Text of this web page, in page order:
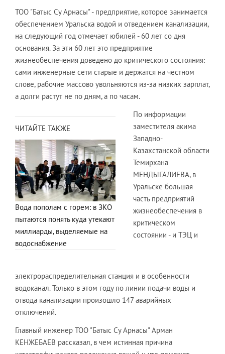
ТОО "Батыс Су Арнасы" - предприятие, которое занимается
обеспечением Уральска водой и отведением канализации,
на следующий год отмечает юбилей - 60 лет со дня
основания. За эти 60 лет это предприятие
жизнеобеспечения доведено до критического состояния:
сами инженерные сети старые и держатся на честном
слове, рабочие массово увольняются из-за низких зарплат,
а долги растут не по дням, а по часам.
ЧИТАЙТЕ ТАКЖЕ
Вода пополам с горем: в ЗКО
пытаются понять куда утекают
миллиарды, выделяемые на
водоснабжение
По информации
заместителя акима
Западно-
Казахстанской области
Темирхана
МЕНДЫГАЛИЕВА, в
Уральске большая
часть предприятий
жизнеобеспечения в
критическом
состоянии - и ТЭЦ и
электрораспределительная станция и в особенности
водоканал. Только в этом году по линии подачи воды и
отвода канализации произошло 147 аварийных
отключений.
Главный инженер ТОО "Батыс Су Арнасы" Арман
КЕНЖЕБАЕВ рассказал, в чем истинная причина